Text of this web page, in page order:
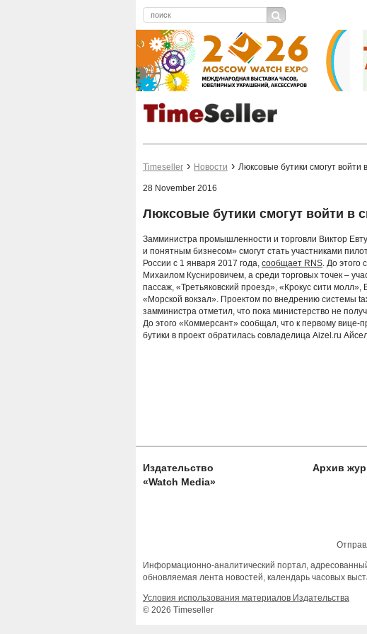
Timeseller Новости Люксовые бутики смогут войти
28 November 2016
Люксовые бутики смогут войти в
Замминистра промышленности и торговли Виктор
и понятным бизнесом» смогут стать участниками
России с 1 января 2017 года, сообщает RNS. До этого
Михаилом Куснировичем, а среди торговых точек –
пассаж, «Третьяковский проезд», «Крокус сити молл»,
«Морской вокзал». Проектом по внедрению системы
замминистра отметил, что пока министерство не
До этого «Коммерсант» сообщал, что к первому вице-
бутики в проект обратилась совладелица Aizel.ru
Издательство
«Watch Media»
Архив
Информационно-аналитический портал,
обновляемая лента новостей, календарь часовых
Условия использования материалов Издательства
© 2026 Timeseller